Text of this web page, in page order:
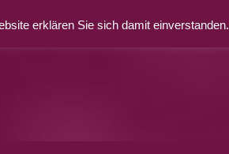
erklären Sie sich damit einverstanden.